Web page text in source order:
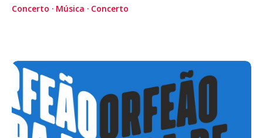
Acompanhe a Leiria Agenda
CULTURA
DESPORTO
Concerto Música Concerto